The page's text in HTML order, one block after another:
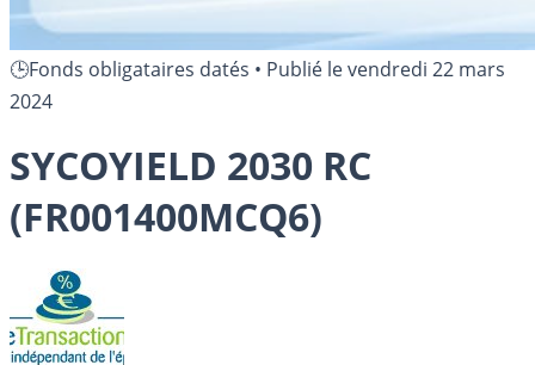
🕒Fonds obligataires datés • Publié levendredi 22 mars
2024
SYCOYIELD 2030 RC
(FR001400MCQ6)